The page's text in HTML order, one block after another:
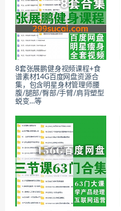
8套张展鹏健身视频课程+食
谱素材14G百度网盘资源合
集，包含明星身材管理师腰
腹/腿部/臀部/手臂/肩背塑型
蜕变…等